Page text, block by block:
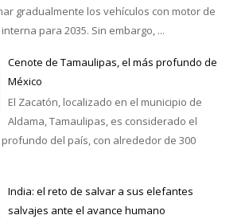
gradualmente los vehículos con motor de
para 2035. Sin embargo, ...
Cenote de Tamaulipas, el más profundo de
México
El Zacatón, localizado en el municipio de
Aldama, Tamaulipas, es considerado el
del país, con alrededor de 300
India: el reto de salvar a sus elefantes
salvajes ante el avance humano